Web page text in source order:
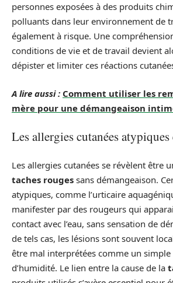
personnes exposées à des produits
polluants dans leur environnement de
également à risque. Une
conditions de vie et de travail devient
dépister et limiter ces réactions
A lire aussi : Comment utiliser les
mère pour une démangeaison
Les allergies cutanées
Les allergies cutanées se révèlent être
taches rouges sans démangeaison.
atypiques, comme l’urticaire
manifester par des rougeurs qui
contact avec l’eau, sans sensation de
de tels cas, les lésions sont souvent
être mal interprétées comme un
d’humidité. Le lien entre la cause de la